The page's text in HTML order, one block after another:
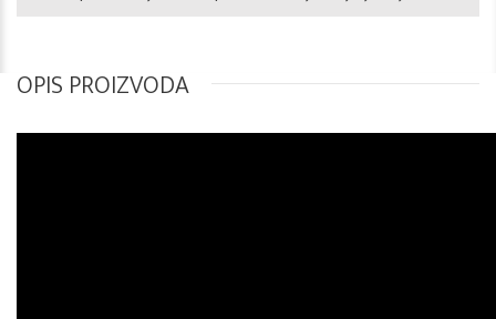
OPIS PROIZVODA